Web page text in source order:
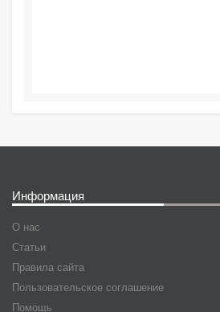
Информация
О нас
Статьи
Правила сайта
Пользовательское соглашение
Помощь